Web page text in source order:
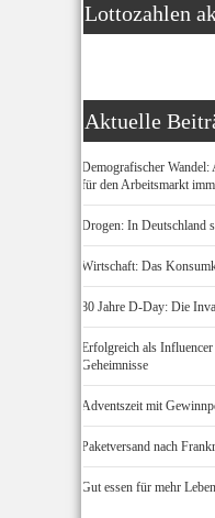
Lottozahlen
Aktuelle
Demografischer
für den Arbeitsmarkt
Drogen: In Deutschland
Wirtschaft: Das
80 Jahre D-Day: Die
Erfolgreich als
Geheimnisse
Adventszeit mit
Paketversand nach
Gut essen für mehr